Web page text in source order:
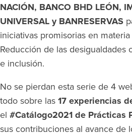
NACIÓN, BANCO BHD LEÓN,
UNIVERSAL y BANRESERVAS
iniciativas promisorias en
Reducción de las
e inclusión.
No se pierdan esta serie de 4
todo sobre las 17 experiencias
el #Catálogo2021 de Prácticas
sus contribuciones al avance de